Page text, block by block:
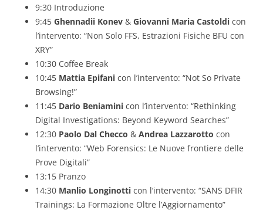
9:30 Introduzione
9:45 Ghennadii Konev & Giovanni Maria Castoldi con
l’intervento: “Non Solo FFS, Estrazioni Fisiche BFU con
XRY”
10:30 Coffee Break
10:45 Mattia Epifani con l’intervento: “Not So Private
Browsing!”
11:45 Dario Beniamini con l’intervento: “Rethinking
Digital Investigations: Beyond Keyword Searches”
12:30 Paolo Dal Checco & Andrea Lazzarotto con
l’intervento: “Web Forensics: Le Nuove frontiere delle
Prove Digitali”
13:15 Pranzo
14:30 Manlio Longinotti con l’intervento: “SANS DFIR
Trainings: La Formazione Oltre l’Aggiornamento”